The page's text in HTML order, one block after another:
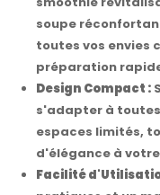
soupe
toutes vos envies
préparation
Design Compact :
s'adapter à toutes
espaces limités,
d'élégance à
Facilité